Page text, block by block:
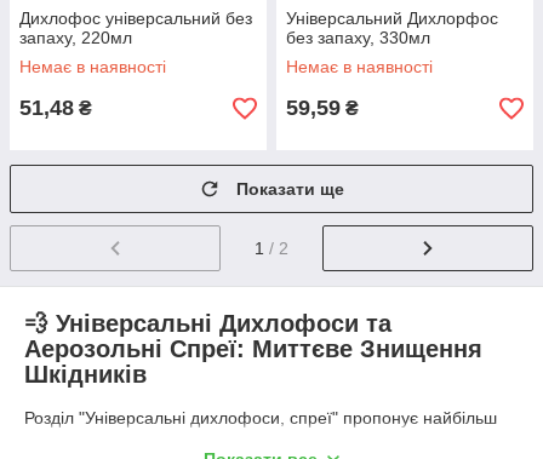
Дихлофос універсальний без
запаху, 220мл
Немає в наявності
51,48 ₴
Універсальний Дихлорфос
без запаху, 330мл
Немає в наявності
59,59 ₴
Показати ще
1 / 2
💨 Універсальні Дихлофоси та
Аерозольні Спреї: Миттєве Знищення
Шкідників
Розділ "Універсальні дихлофоси, спреї" пропонує найбільш